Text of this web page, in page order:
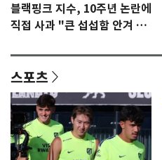
블랙핑크 지수, 10주년 논란에
직접 사과 "큰 섭섭함 안겨 미
스포츠